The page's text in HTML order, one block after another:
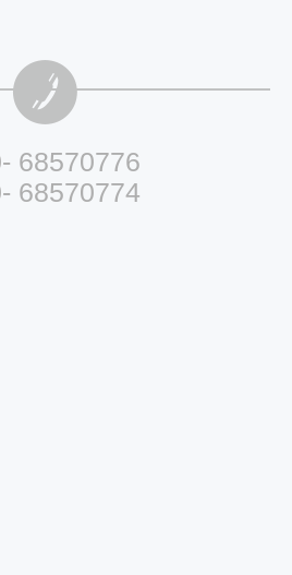
68570776
68570774